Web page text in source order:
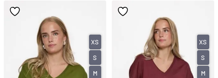
XS
S
M
XS
S
M